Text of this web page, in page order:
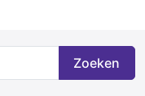
Zoeken